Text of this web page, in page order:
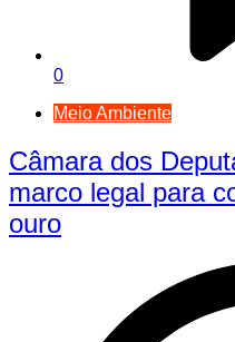
0
Meio Ambiente
Câmara dos
marco legal para
ouro